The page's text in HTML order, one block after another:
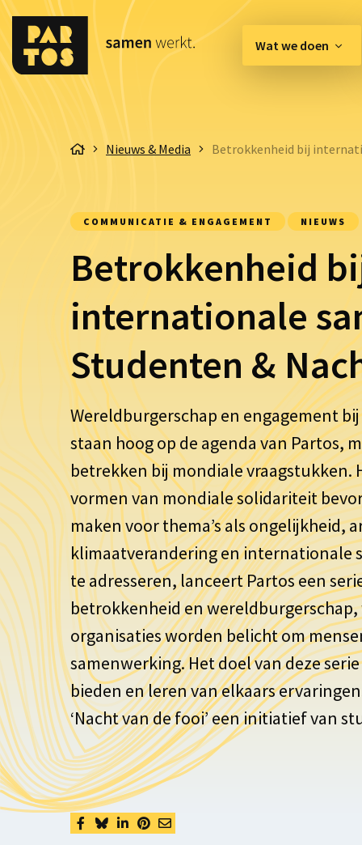
Wat we doen
Belangenbehartiging
Organisatie & Kwaliteit
Nieuws & Media Betrokkenheid bij
COMMUNICATIE & ENGAGEMENT NIEUWS
Betrokkenheid
internationale
Studenten &
Wereldburgerschap en engagement
staan hoog op de agenda van Partos,
betrekken bij mondiale vraagstukken.
vormen van mondiale solidariteit
maken voor thema’s als ongelijkheid,
klimaatverandering en internationale
te adresseren, lanceert Partos een
betrokkenheid en
organisaties worden belicht om
samenwerking. Het doel van deze
bieden en leren van elkaars
‘Nacht van de fooi’ een initiatief van